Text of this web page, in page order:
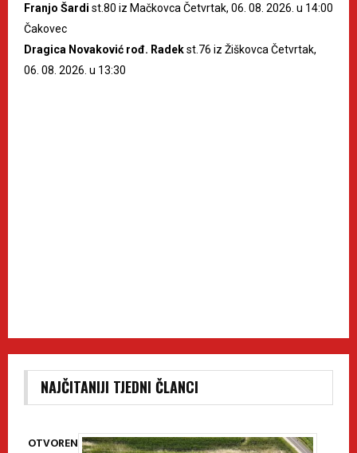
Franjo Šardi st.80 iz Mačkovca Četvrtak, 06. 08. 2026. u 14:00
Čakovec
Dragica Novaković rođ. Radekst.76 iz Žiškovca Četvrtak,
06. 08. 2026. u 13:30
NAJČITANIJI TJEDNI ČLANCI
OTVOREN